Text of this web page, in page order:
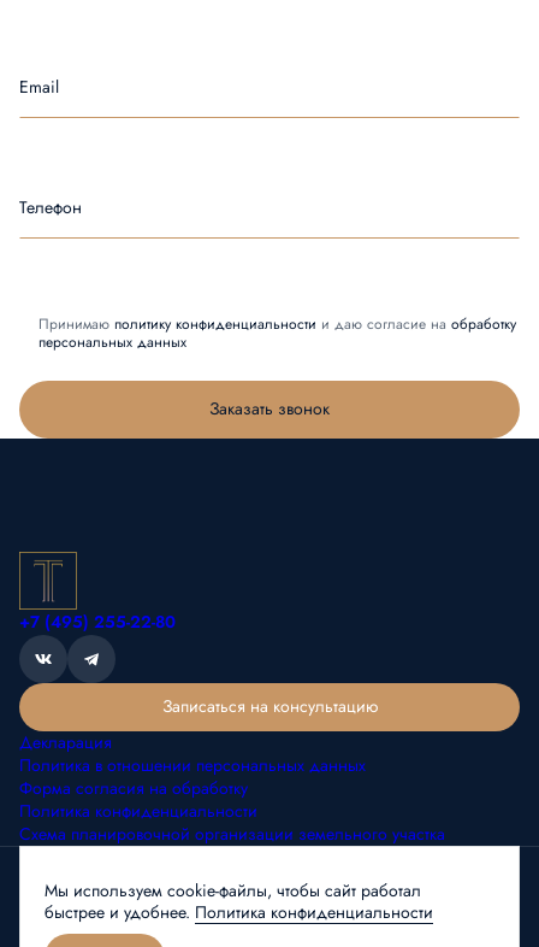
Email
Телефон
Принимаю политику конфиденциальности и даю согласие на обработку
персональных данных
Заказать звонок
+7 (495) 255-22-80
Записаться на консультацию
Декларация
Политика в отношении персональных данных
Форма согласия на обработку
Политика конфиденциальности
Схема планировочной организации земельного участка
Сайт застройщика
Любая информация, представленная на данном сайте, носит
исключительно информационный характер, не является публичной
Мы используем cookie-файлы, чтобы сайт работал
быстрее и удобнее. Политика конфиденциальности